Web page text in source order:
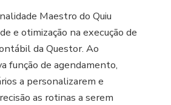
Maestro do Quiu
e otimização na execução de
da Questor. Ao
função de agendamento,
a personalizarem e
as rotinas a serem